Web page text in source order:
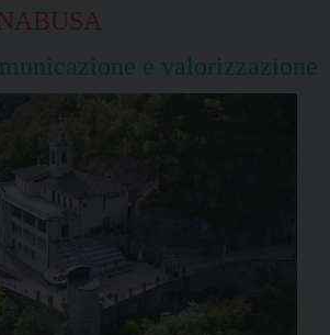
e valorizzazione